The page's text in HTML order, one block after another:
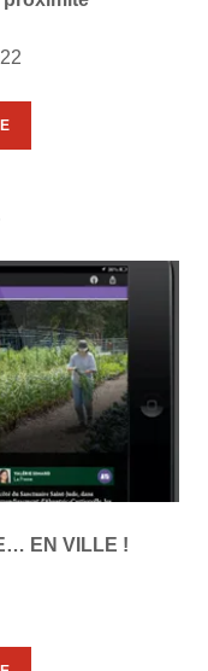
EN VILLE !